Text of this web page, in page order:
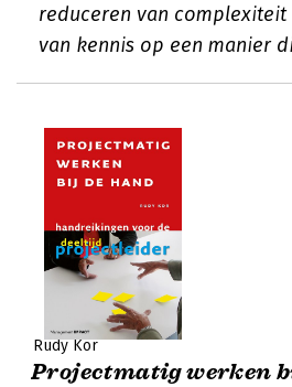
reduceren van
van kennis op een manier
Rudy Kor
Projectmatig werken